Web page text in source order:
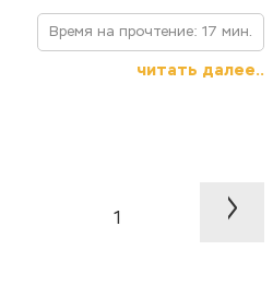
Время на прочтение: 17 мин.
читать далее..
1 >